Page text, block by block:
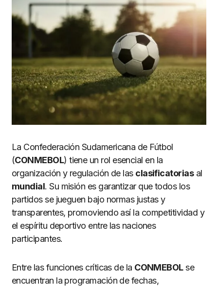
La Confederación Sudamericana de Fútbol
(CONMEBOL) tiene un rol esencial en la
organización y regulación de las clasificatoriasal
mundial. Su misión es garantizar que todos los
partidos se jueguen bajo normas justas y
transparentes, promoviendo así la competitividad y
el espíritu deportivo entre las naciones
participantes.
Entre las funciones críticas de la CONMEBOLse
encuentran la programación de fechas,